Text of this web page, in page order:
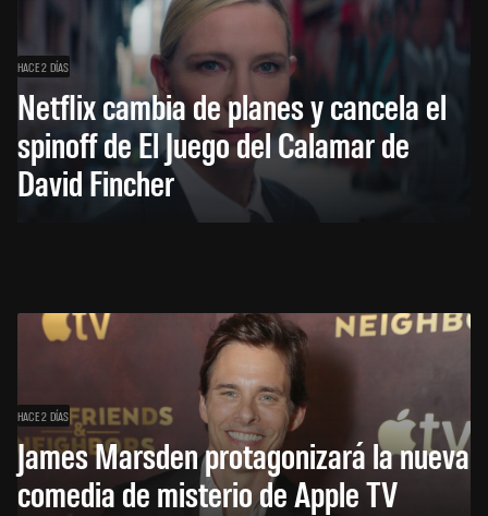
HACE 2 DÍAS
Netflix cambia de planes y cancela el
spinoff de El Juego del Calamar de
David Fincher
HACE 2 DÍAS
James Marsden protagonizará la nueva
comedia de misterio de Apple TV